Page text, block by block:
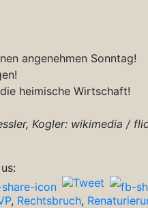
angenehmen Sonntag!
heimische Wirtschaft!
Kogler: wikimedia /
, Rechtsbruch,